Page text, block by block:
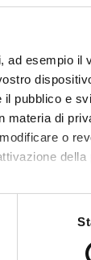
ad esempio il
pubblico e
di
o
della
con